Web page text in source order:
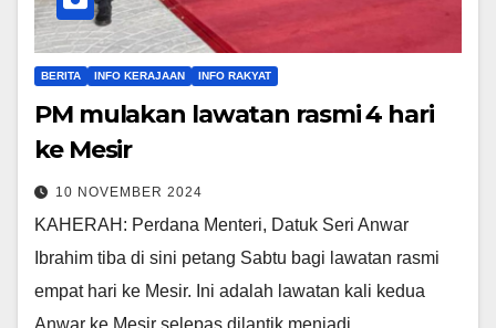
BERITA INFO KERAJAAN INFO RAKYAT
PM mulakan lawatan rasmi 4 hari
ke Mesir
10 NOVEMBER 2024
KAHERAH: Perdana Menteri, Datuk Seri Anwar
Ibrahim tiba di sini petang Sabtu bagi lawatan rasmi
empat hari ke Mesir. Ini adalah lawatan kali kedua